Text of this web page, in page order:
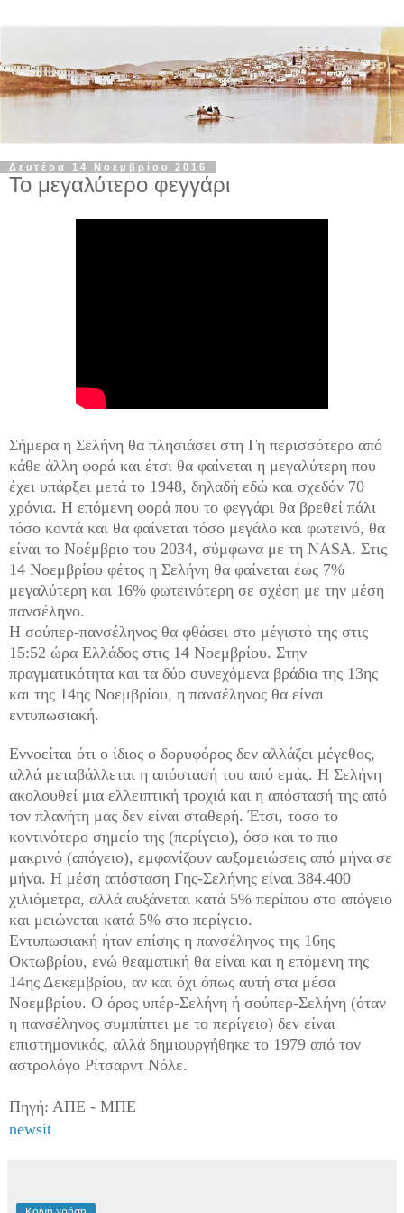
Δευτέρα 14 Νοεμβρίου 2016
Το μεγαλύτερο φεγγάρι
Σήμερα η Σελήνη θα πλησιάσει στη Γη περισσότερο από
κάθε άλλη φορά και έτσι θα φαίνεται η μεγαλύτερη που
έχει υπάρξει μετά το 1948, δηλαδή εδώ και σχεδόν 70
χρόνια. Η επόμενη φορά που το φεγγάρι θα βρεθεί πάλι
τόσο κοντά και θα φαίνεται τόσο μεγάλο και φωτεινό, θα
είναι το Νοέμβριο του 2034, σύμφωνα με τη NASA. Στις
14 Νοεμβρίου φέτος η Σελήνη θα φαίνεται έως 7%
μεγαλύτερη και 16% φωτεινότερη σε σχέση με την μέση
πανσέληνο.
Η σούπερ-πανσέληνος θα φθάσει στο μέγιστό της στις
15:52 ώρα Ελλάδος στις 14 Νοεμβρίου. Στην
πραγματικότητα και τα δύο συνεχόμενα βράδια της 13ης
και της 14ης Νοεμβρίου, η πανσέληνος θα είναι
εντυπωσιακή.
Εννοείται ότι ο ίδιος ο δορυφόρος δεν αλλάζει μέγεθος,
αλλά μεταβάλλεται η απόστασή του από εμάς. Η Σελήνη
ακολουθεί μια ελλειπτική τροχιά και η απόστασή της από
τον πλανήτη μας δεν είναι σταθερή. Έτσι, τόσο το
κοντινότερο σημείο της (περίγειο), όσο και το πιο
μακρινό (απόγειο), εμφανίζουν αυξομειώσεις από μήνα σε
μήνα. Η μέση απόσταση Γης-Σελήνης είναι 384.400
χιλιόμετρα, αλλά αυξάνεται κατά 5% περίπου στο απόγειο
και μειώνεται κατά 5% στο περίγειο.
Εντυπωσιακή ήταν επίσης η πανσέληνος της 16ης
Οκτωβρίου, ενώ θεαματική θα είναι και η επόμενη της
14ης Δεκεμβρίου, αν και όχι όπως αυτή στα μέσα
Νοεμβρίου. Ο όρος υπέρ-Σελήνη ή σούπερ-Σελήνη (όταν
η πανσέληνος συμπίπτει με το περίγειο) δεν είναι
επιστημονικός, αλλά δημιουργήθηκε το 1979 από τον
αστρολόγο Ρίτσαρντ Νόλε.
Πηγή: ΑΠΕ - ΜΠΕ
newsit